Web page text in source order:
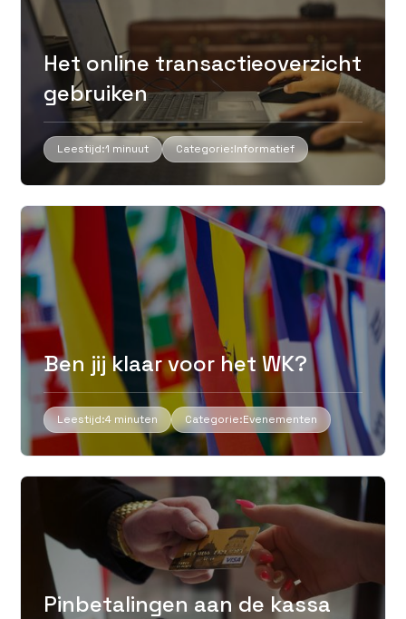
Het online transactieoverzicht
gebruiken
Leestijd:1 minuut Categorie:Informatief
Ben jij klaar voor het WK?
Leestijd:4 minuten Categorie:Evenementen
Pinbetalingen aan de kassa